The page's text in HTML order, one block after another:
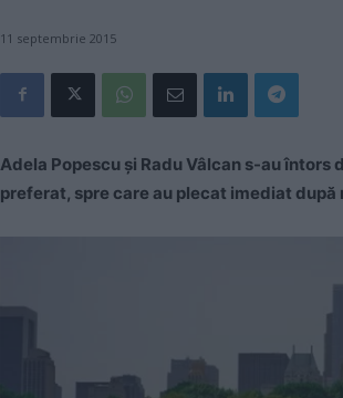
11 septembrie 2015
Adela Popescu şi Radu Vâlcan s-au întors
preferat, spre care au plecat imediat